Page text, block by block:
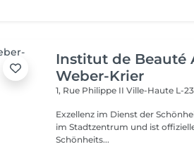
Institut de Beauté
Weber-Krier
1, Rue Philippe IIVille-Haute L-
Exzellenz im Dienst der Schönheit! Das Institut befindet sich seit
im Stadtzentrum und ist
Schönheits...